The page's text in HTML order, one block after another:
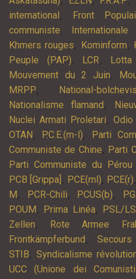
international , Front
communiste,
Khmers rouges, Kominform,
Peuple (PAP), LCR,
Mouvement du 2 Juin,
MRPP, National-
Nationalisme flamand ,
Nuclei Armati Proletari,
OTAN , P.C.E.(m-l), Parti
Communiste de Chine, Parti
Parti Communiste du Pérou,
PCB [Grippa] , PCE(ml), PCE(r),
M , PCR-Chili, PCUS(b),
POUM , Prima Linéa, PSL/
Zellen, Rote Armee
Frontkämpferbund ,
STIB, Syndicalisme
UCC (Unione dei